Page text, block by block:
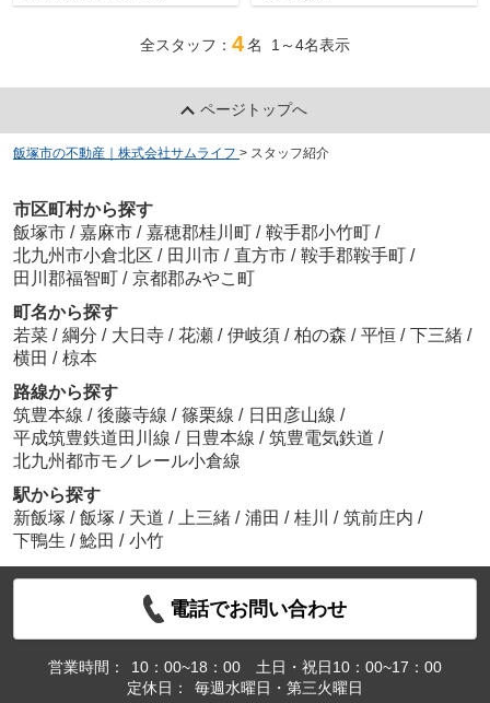
全スタッフ： 4名 1～4名表示
ページトップへ
飯塚市の不動産｜株式会社サムライフ > スタッフ紹介
市区町村から探す
飯塚市 / 嘉麻市 / 嘉穂郡桂川町 / 鞍手郡小竹町 /
北九州市小倉北区 / 田川市 / 直方市 / 鞍手郡鞍手町 /
田川郡福智町 / 京都郡みやこ町
町名から探す
若菜 / 綱分 / 大日寺 / 花瀬 / 伊岐須 / 柏の森 / 平恒 / 下三緒 /
横田 / 椋本
路線から探す
筑豊本線 / 後藤寺線 / 篠栗線 / 日田彦山線 /
平成筑豊鉄道田川線 / 日豊本線 / 筑豊電気鉄道 /
北九州都市モノレール小倉線
駅から探す
新飯塚 / 飯塚 / 天道 / 上三緒 / 浦田 / 桂川 / 筑前庄内 /
下鴨生 / 鯰田 / 小竹
電話でお問い合わせ
営業時間：
10：00~18：00 土日・祝日10：00~17：00
定休日：
毎週水曜日・第三火曜日